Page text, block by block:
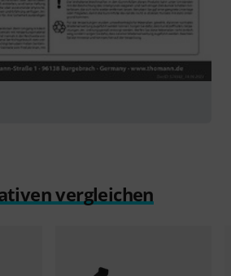
vergleichen